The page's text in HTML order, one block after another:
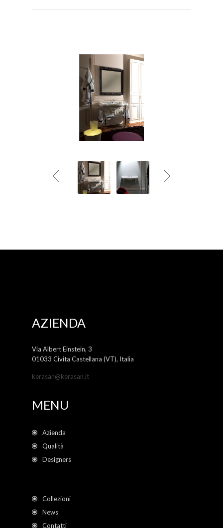
AZIENDA
Via Albert Einstein, 3
01033 Civita Castellana (VT), Italia
kerasan@kerasan.it
MENU
Azienda
Qualità
Designers
Collezioni
News
Contatti